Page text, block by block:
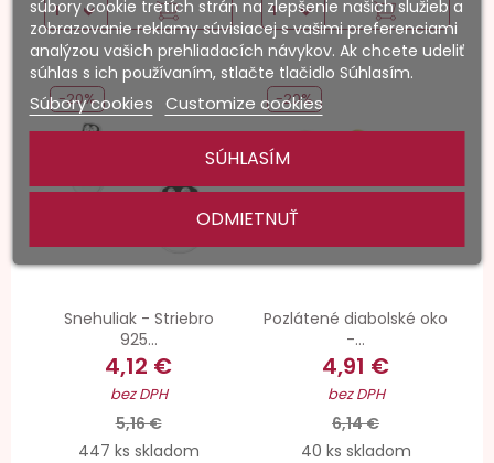
Snehuliak - Striebro
925...
4,12 €
bez DPH
5,16 €
447 ks skladom
-20%
Pozlátené diabolské oko
-...
4,91 €
bez DPH
6,14 €
40 ks skladom
-20%
súbory cookie tretích strán na zlepšenie našich služieb a
zobrazovanie reklamy súvisiacej s vašimi preferenciami
analýzou vašich prehliadacích návykov. Ak chcete udeliť
súhlas s ich používaním, stlačte tlačidlo Súhlasím.
Súbory cookies Customize cookies
ODMIETNUŤ
SÚHLASÍM